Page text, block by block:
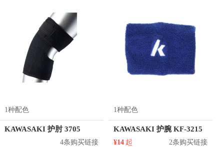
1种配色
KAWASAKI 护肘 3705
4条购买链接
1种配色
KAWASAKI 护腕 KF-3215
¥14 起 2条购买链接